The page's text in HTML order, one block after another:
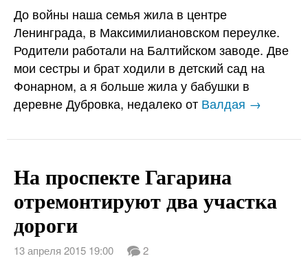
До войны наша семья жила в центре
Ленинграда, в Максимилиановском пе­реулке.
Родители работали на Балтийском заводе. Две
мои сестры и брат ходи­ли в детский сад на
Фонарном, а я больше жила у бабушки в
деревне Дубровка, недалеко от Валдая →
На проспекте Гагарина
отремонтируют два участка
дороги
13 апреля 2015 19:00 2